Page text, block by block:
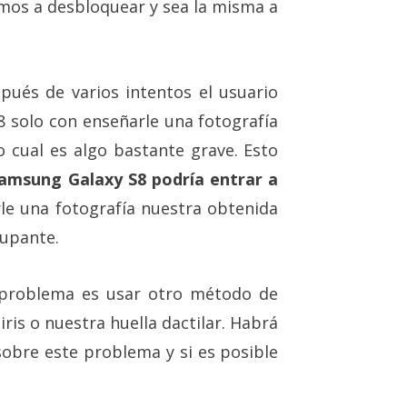
a desbloquear y sea la misma a
de varios intentos el usuario
solo con enseñarle una fotografía
es algo bastante grave. Esto
Galaxy S8 podría entrar a
una fotografía nuestra obtenida
es usar otro método de
o nuestra huella dactilar. Habrá
este problema y si es posible